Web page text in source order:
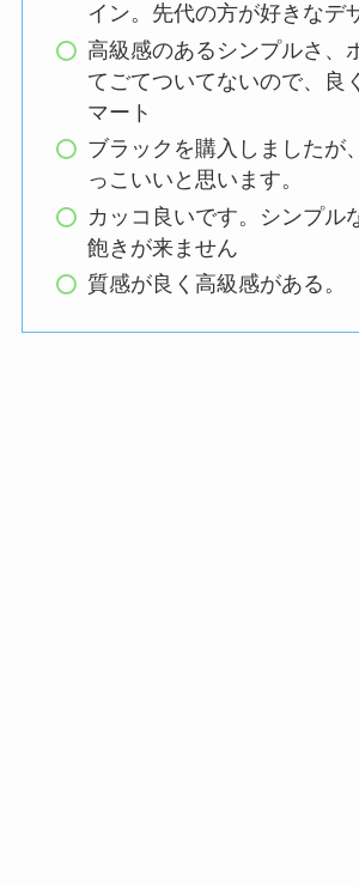
イン。先代の方が好きなデ
高級感のあるシンプルさ、
てごてついてないので、良
マート
ブラックを購入しましたが
っこいいと思います。
カッコ良いです。シンプル
飽きが来ません
質感が良く高級感がある。